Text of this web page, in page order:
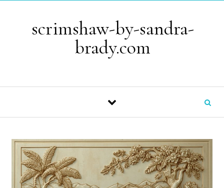
scrimshaw-by-sandra-
brady.com